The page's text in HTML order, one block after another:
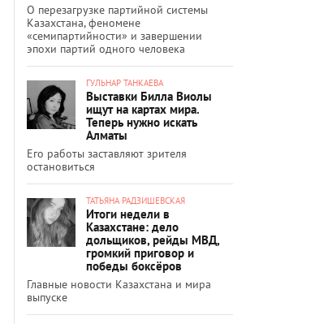
О перезагрузке партийной системы
Казахстана, феномене
«семипартийности» и завершении
эпохи партий одного человека
ГУЛЬНАР ТАНКАЕВА
Выставки Билла Виолы
ищут на картах мира.
Теперь нужно искать
Алматы
Его работы заставляют зрителя
остановиться
ТАТЬЯНА РАДЗИШЕВСКАЯ
Итоги недели в
Казахстане: дело
дольщиков, рейды МВД,
громкий приговор и
победы боксёров
Главные новости Казахстана и мира
выпуске